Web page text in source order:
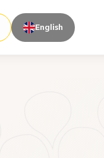
English